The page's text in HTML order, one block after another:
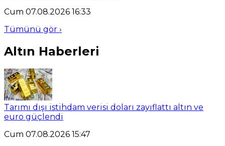
Cum 07.08.2026 16:33
Tümünü gör ›
Altın Haberleri
Tarımı dışı istihdam verisi doları zayıflattı altın ve
euro güçlendi
Cum 07.08.2026 15:47